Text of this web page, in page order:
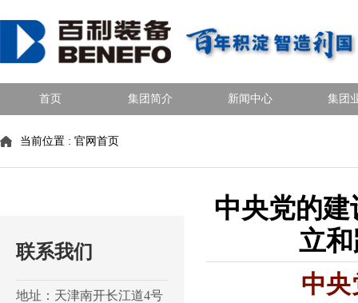
首页 集团简介 新闻中心 集团
当前位置 : 官网首页
联系我们
地址：天津南开长江道4号
中央党的
立
中